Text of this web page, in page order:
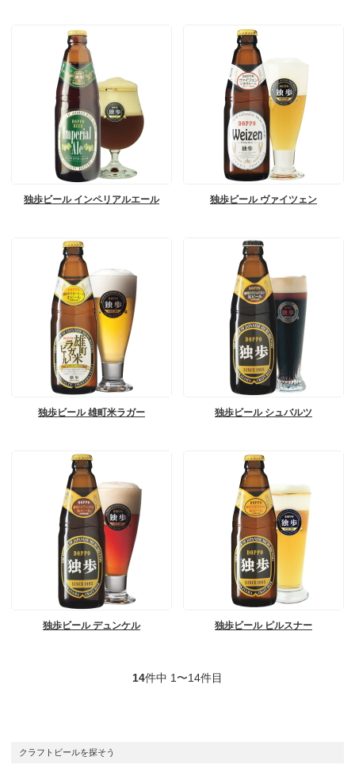
独歩ビール インペリアルエール 独歩ビール ヴァイツェン
独歩ビール 雄町米ラガー 独歩ビール シュバルツ
独歩ビール デュンケル 独歩ビール ピルスナー
14件中 1〜14件目
クラフトビールを探そう